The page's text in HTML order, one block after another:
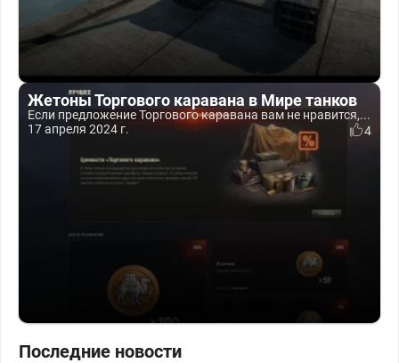
Жетоны Торгового каравана в Мире танков
Если предложение Торгового каравана вам не нравится,...
17 апреля 2024 г.
4
Последние новости